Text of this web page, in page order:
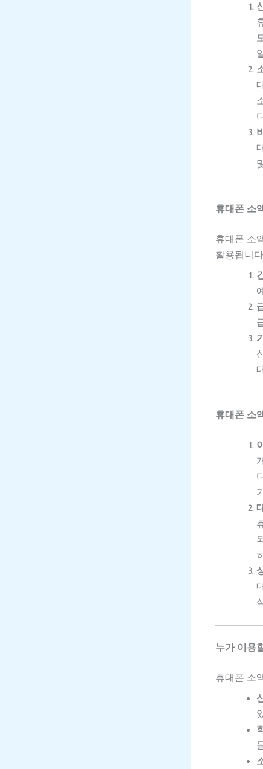
휴대폰 소
휴대폰 소
활용됩니
휴대폰 소
누가 이용
휴대폰 소